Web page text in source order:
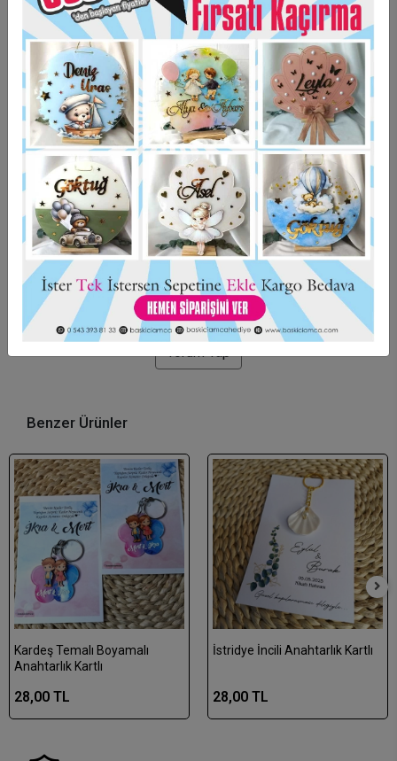
Taksit Seçenekleri
Garanti Ve Teslimat
Hızlı Gönderi Güvenli Alışveriş İade ve Değişim
Bu ürün için henüz yorum yapılmadı.
Yorum Yap
Benzer Ürünler
Kardeş Temalı Boyamalı
Anahtarlık Kartlı
28,00 TL
İstridye İncili Anahtarlık Kartlı
28,00 TL